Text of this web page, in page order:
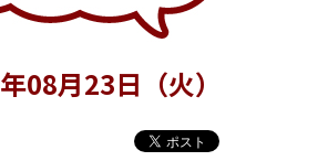
年08月23日（火）